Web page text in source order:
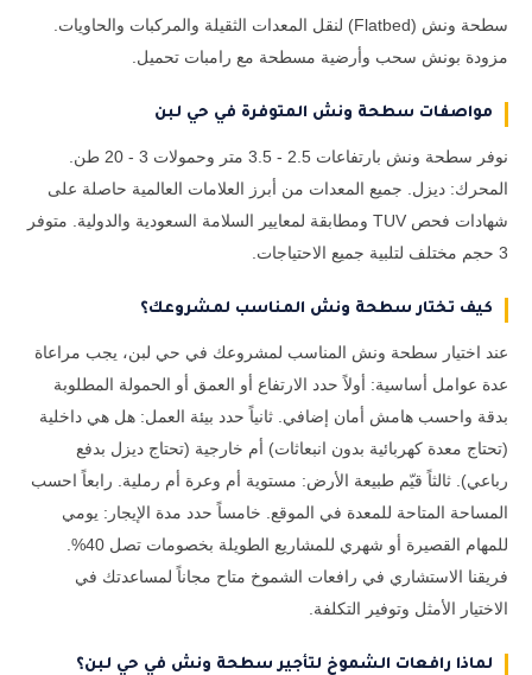
سطحة ونش (Flatbed) لنقل المعدات الثقيلة والمركبات والحاويات.
مزودة بونش سحب وأرضية مسطحة مع رامبات تحميل.
مواصفات سطحة ونش المتوفرة في حي لبن
نوفر سطحة ونش بارتفاعات 2.5 - 3.5 متر وحمولات 3 - 20 طن.
المحرك: ديزل. جميع المعدات من أبرز العلامات العالمية حاصلة على
شهادات فحص TUV ومطابقة لمعايير السلامة السعودية والدولية. متوفر
3 حجم مختلف لتلبية جميع الاحتياجات.
كيف تختار سطحة ونش المناسب لمشروعك؟
عند اختيار سطحة ونش المناسب لمشروعك في حي لبن، يجب مراعاة
عدة عوامل أساسية: أولاً حدد الارتفاع أو العمق أو الحمولة المطلوبة
بدقة واحسب هامش أمان إضافي. ثانياً حدد بيئة العمل: هل هي داخلية
(تحتاج معدة كهربائية بدون انبعاثات) أم خارجية (تحتاج ديزل بدفع
رباعي). ثالثاً قيّم طبيعة الأرض: مستوية أم وعرة أم رملية. رابعاً احسب
المساحة المتاحة للمعدة في الموقع. خامساً حدد مدة الإيجار: يومي
للمهام القصيرة أو شهري للمشاريع الطويلة بخصومات تصل 40%.
فريقنا الاستشاري في رافعات الشموخ متاح مجاناً لمساعدتك في
الاختيار الأمثل وتوفير التكلفة.
لماذا رافعات الشموخ لتأجير سطحة ونش في حي لبن؟